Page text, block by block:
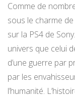
Comme de
sous le charme
sur la PS4 de
univers que celui
d’une guerre par
par les
l’humanité.